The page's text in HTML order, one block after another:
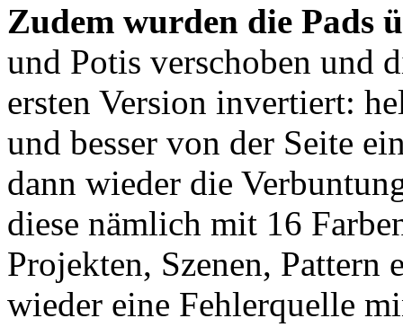
Zudem wurden die Pads
und Potis verschoben und
ersten Version invertiert:
und besser von der Seite
dann wieder die
diese nämlich mit 16
Projekten, Szenen, Pattern
wieder eine Fehlerquelle